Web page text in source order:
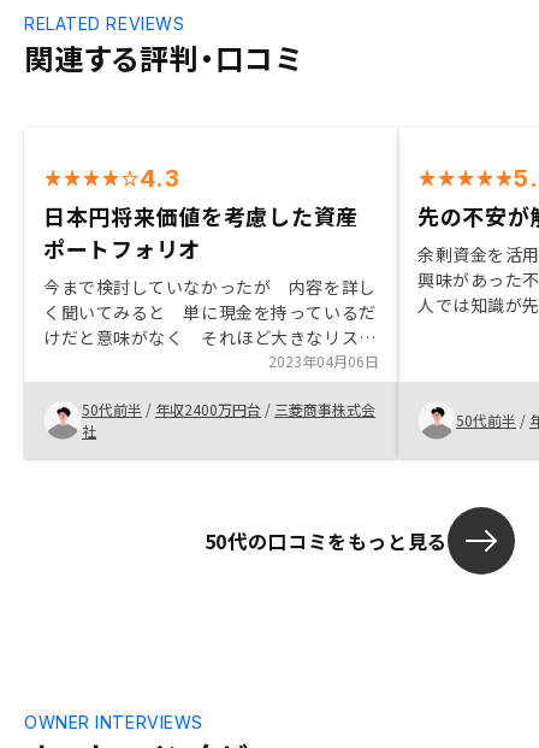
関連する評判・口コミ
RELATED REVIEWS
4.3
日本円将来価値を考慮した資産
ポートフォリオ
今まで検討していなかったが 内容を詳し
く聞いてみると 単に現金を持っているだ
けだと意味がなく それほど大きなリスク
ではないということが説明を聞いて理解す
ることができたのが1番の大きな要因で
す。担当営業に就いてくれた方の説明もわ
かりやすく 同業他社で比較検討してみて
も遜色なく またネットでの評判も良かっ
2023年04月06日
50代前半 / 年収2400万円台 / 三菱商事株式会
社
先の不安が
余剰資金を活
興味があった
人では知識が
から、購入を
りですが、良
思います。
50代前半 /
50代の口コミをもっと見る
OWNER INTERVIEWS